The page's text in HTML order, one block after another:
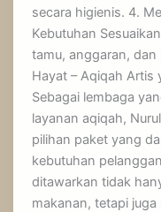
secara higienis. 4.
Kebutuhan
tamu, anggaran, dan
Hayat – Aqiqah Artis
Sebagai lembaga
layanan aqiqah,
pilihan paket yang
kebutuhan
ditawarkan tidak
makanan, tetapi